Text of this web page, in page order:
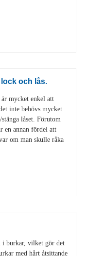
och lås.
mycket enkel att
inte behövs mycket
låset. Förutom
en annan fördel att
om man skulle råka
i burkar, vilket gör det
med hårt åtsittande